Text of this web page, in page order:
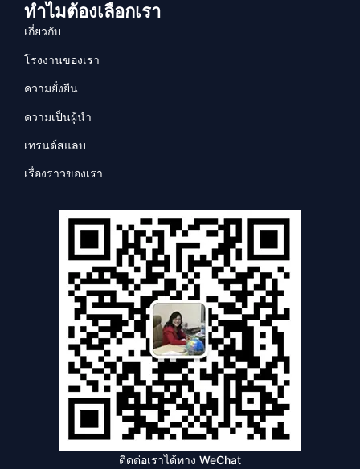
ทำไมต้องเลือกเรา
เกี่ยวกับ
โรงงานของเรา
ความยั่งยืน
ความเป็นผู้นำ
เทรนด์สแลบ
เรื่องราวของเรา
ติดต่อเราได้ทาง WeChat